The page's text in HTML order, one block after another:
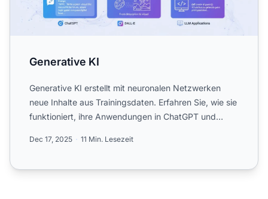
Generative KI
Generative KI erstellt mit neuronalen Netzwerken
neue Inhalte aus Trainingsdaten. Erfahren Sie, wie sie
funktioniert, ihre Anwendungen in ChatGPT und
Dec 17, 2025 11 Min. Lesezeit